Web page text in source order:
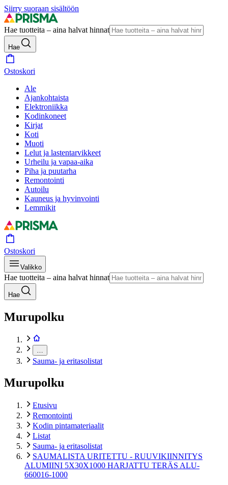
Siirry suoraan sisältöön
Hae tuotteita – aina halvat hinnat
Hae
Ostoskori
Ale
Ajankohtaista
Elektroniikka
Kodinkoneet
Kirjat
Koti
Muoti
Lelut ja lastentarvikkeet
Urheilu ja vapaa-aika
Piha ja puutarha
Remontointi
Autoilu
Kauneus ja hyvinvointi
Lemmikit
Ostoskori
Valikko
Hae tuotteita – aina halvat hinnat
Hae
Murupolku
Sauma- ja eritasolistat
Murupolku
Etusivu
Remontointi
Kodin pintamateriaalit
Listat
Sauma- ja eritasolistat
SAUMALISTA URITETTU - RUUVIKIINNITYS
ALUMIINI 5X30X1000 HARJATTU TERÄS ALU-
660016-1000